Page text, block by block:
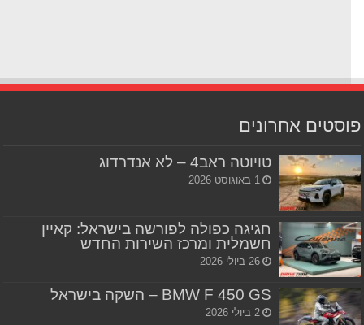
אחרונים
טויוטה ראב4 – לא אנדרדוג
1 באוגוסט 2026
חגיגה כפולה לפורשה בישראל: קאיין
חשמלית ומרכז השירות החדש
26 ביולי 2026
BMW F 450 GS – השקה בישראל
2 ביולי 2026